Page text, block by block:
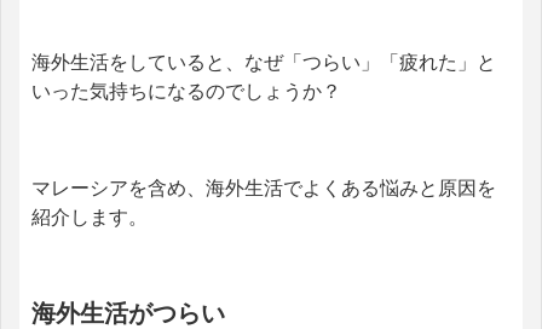
海外生活をしていると、なぜ「つらい」「疲れた」と
いった気持ちになるのでしょうか？
マレーシアを含め、海外生活でよくある悩みと原因を
紹介します。
海外生活がつらい